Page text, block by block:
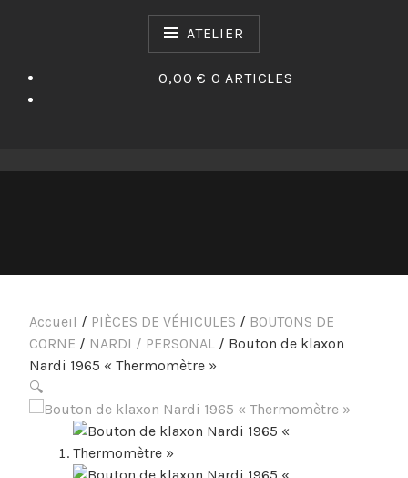
ATELIER
0,00 € 0 ARTICLES
Accueil / PIÈCES DE VÉHICULES / BOUTONS DE
CORNE / NARDI / PERSONAL / Bouton de klaxon
Nardi 1965 « Thermomètre »
🔍
SOLD OUT